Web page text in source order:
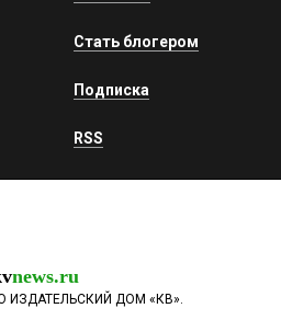
Стать блогером
Подписка
RSS
news.ru
ИЗДАТЕЛЬСКИЙ ДОМ «КВ».